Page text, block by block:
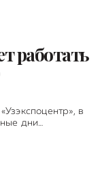
работать
в
дни…